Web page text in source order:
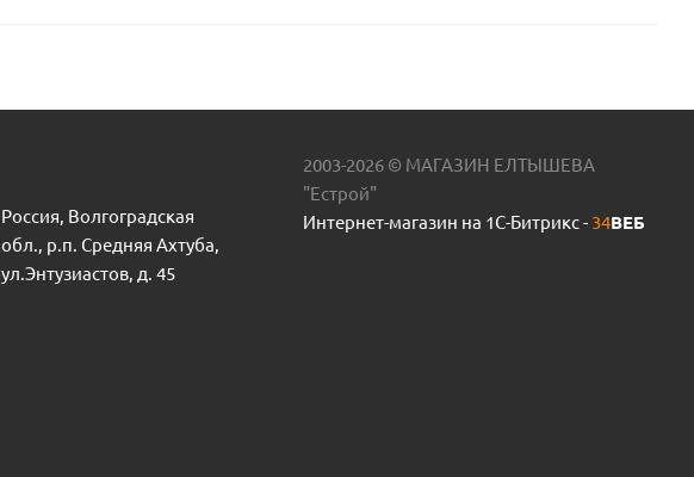
Россия, Волгоградская
обл., р.п. Средняя Ахтуба,
ул.Энтузиастов, д. 45
2003-2026 © МАГАЗИН ЕЛТЫШЕВА
"Естрой"
Интернет-магазин на 1С-Битрикс - 34ВЕБ